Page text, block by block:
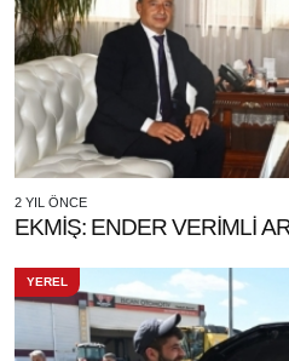
2 YIL ÖNCE
EKMİŞ: ENDER VERİMLİ
YEREL